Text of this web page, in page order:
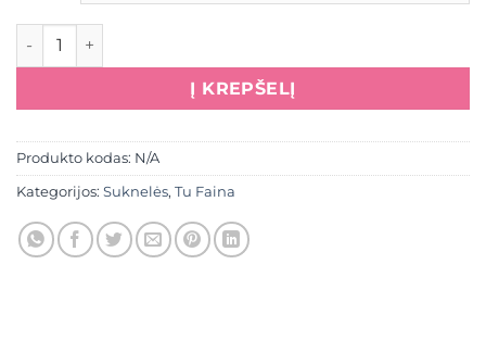
produkto kiekis: Suknelė "Elegancija", pastelinės spalvos
Į KREPŠELĮ
Produkto kodas: N/A
Kategorijos: Suknelės, Tu Faina